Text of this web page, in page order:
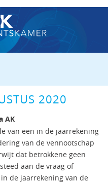
2020
AK
van een in de jaarrekening
van de vennootschap
dat betrokkene geen
aan de vraag of
de jaarrekening van de